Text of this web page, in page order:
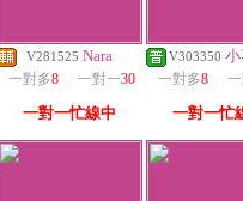
V281525 Nara
一對多8 一對一30
一對一忙線中
V303350
一對多8
一對一忙